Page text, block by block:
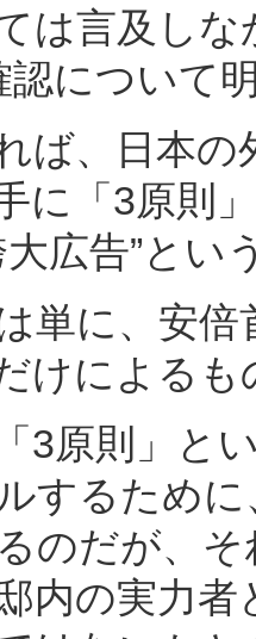
は言及し
認について
ば、日本の
に「3原則
大広告”と
単に、安倍
けによる
3原則」と
するために
のだが、
内の実力者